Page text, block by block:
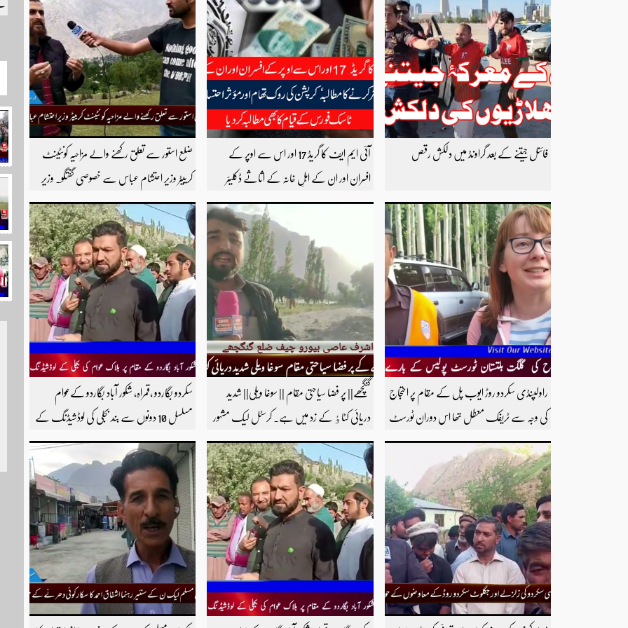
فائنل جیتنے کے بعد گراونڈ میں دلکش رقص
آئی ایم ایف کا گریڈ 17 اور اس سے اوپر کے
افسران اور ان کے اہلِ خانہ کے اثاثے ڈکلیئر
کرنے کا مطالبہ‘ کرپشن کی روک تھام اور مؤثر
احتساب کے لیے ٹاسک فورس کے قیام کا بھی
مطالبہ کردیا
ضلع استور سے تعلق رکھنے والے مزاحیہ کونٹینٹ
کرییٹر وزیر احتشام عباس سے خصوصی گفتگو۔ وزیر
احتشام عباس مزاحیہ شینا ویڈیوز بنانے کی وجہ سے
استور کے اندر کافی مشہور ہیں مزید اچھی اچھی ویڈیوز
دیکھنے کے لئے ہمارے یوٹیوب چینل کو
سبسکرائب کریں
راولپنڈی سکردو روڑ ایوب پل کے مقام پر احتجاج
کی وجہ سے ٹریفک معطل تھا اس دوران ٹورسٹ
پولیس نے دو امریکی سیاحوں کو ریسکیو کرتے ہوئے
کچورا پہنچایا تھا امریکی سیاحوں کی گلگت بلتستان
ٹورسٹ پولیس کے بارے اظہار خیال کرتے
ہوئے مزید اچھی اچھی ویڈیوز دیکھنے کے لئے
ہمارے یوٹیوب چینل کو سبسکرائب کریں
گنگچھے|| پر فضا سیاحتی مقام || سوغا ویلی|| شدید
دریائی کٹاٶ کے زد میں ہے۔ کرسٹل لیک مشہور
فش فارم سوغا بھی اسی گاٶں میں واقع ہے۔
اشرف عاصی بیورو چیف ضلع گنگچھے مزید اپڈیٹس
دیکھنے کے لئے ہمارے یوٹیوب چینل کو
سبسکرائب کریں
سکردو بگاردو ،قمراہ، شکور آباد بگاردو کےعوام
مسلسل 10 دونوں سے بند بجلی کی لوڈشیڈنگ کے
خلاف جے ایس آر روڈ پر احتجاجی مظاہرہ راولپنڈی
سکردو روڑ ہر قسم کی ٹریفک کے لئے بند۔۔ مزید
اپڈیٹس کے لیے ہمارے یوٹیوب چینل کو
سبسکرائب کریں